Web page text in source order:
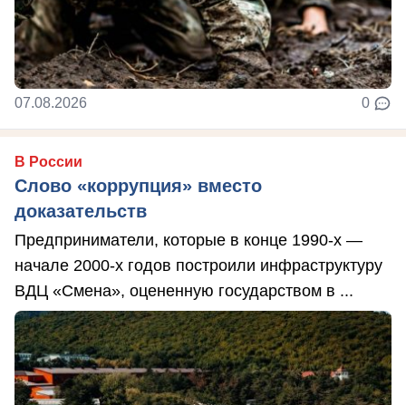
07.08.2026 0
В России
Слово «коррупция» вместо
доказательств
Предприниматели, которые в конце 1990-х —
начале 2000-х годов построили инфраструктуру
ВДЦ «Смена», оцененную государством в ...